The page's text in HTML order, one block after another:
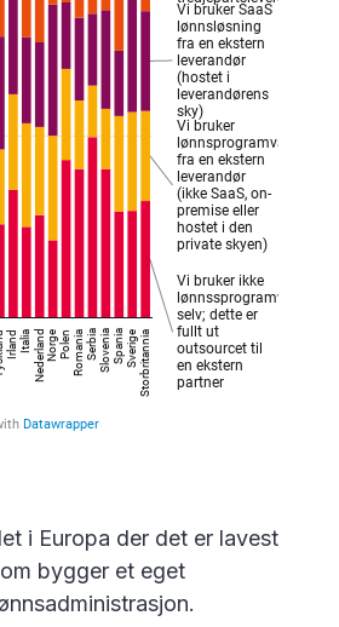
i Europa der det er lavest
bygger et eget